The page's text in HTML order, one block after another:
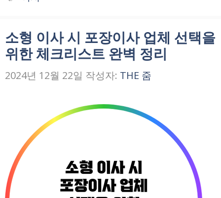
소형 이사 시 포장이사 업체 선택을
위한 체크리스트 완벽 정리
2024년 12월 22일 작성자: THE 줌